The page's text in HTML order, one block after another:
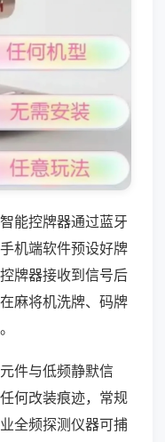
能控牌器通过蓝牙
机端软件预设好牌
牌器接收到信号后
麻将机洗牌、码牌
件与低频静默信
何改装痕迹，常规
全频探测仪器可捕